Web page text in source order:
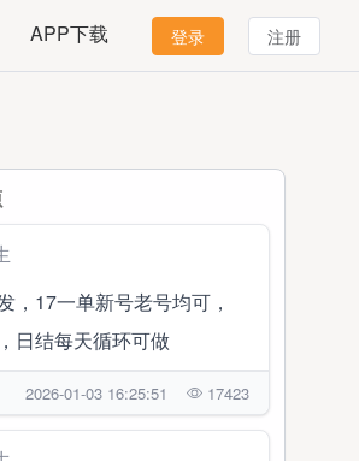
APP下载 登录 注册
，17一单新号老号均可，
日结每天循环可做
2026-01-03 16:25:51 17423